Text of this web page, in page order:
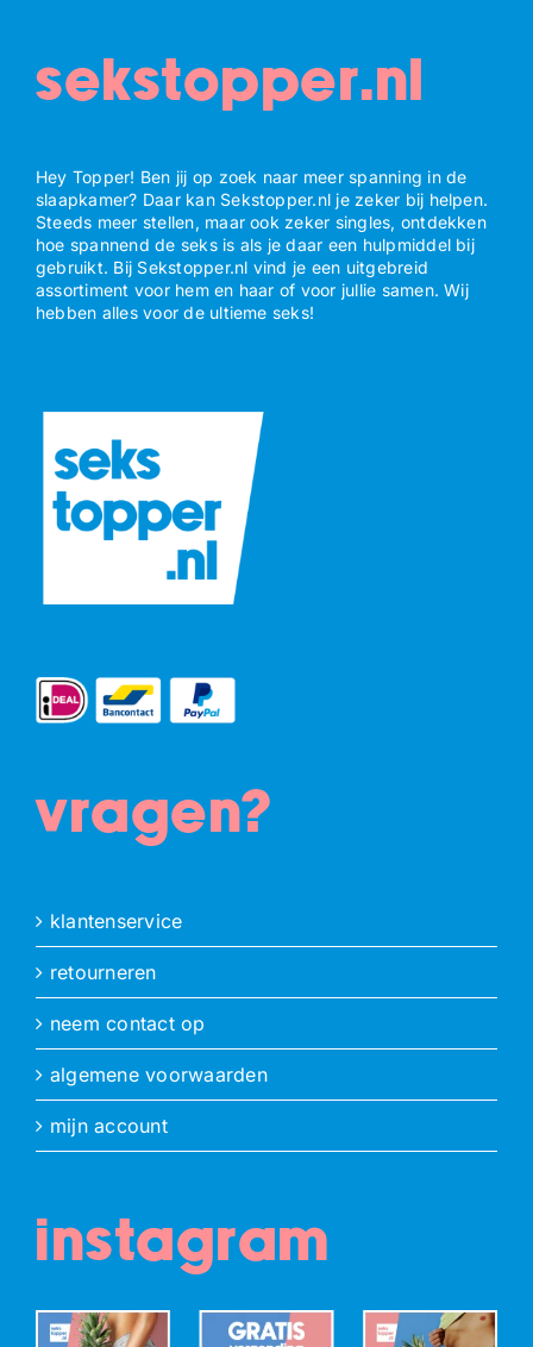
sekstopper.nl
Hey Topper! Ben jij op zoek naar meer spanning in de
slaapkamer? Daar kan Sekstopper.nl je zeker bij helpen.
Steeds meer stellen, maar ook zeker singles, ontdekken
hoe spannend de seks is als je daar een hulpmiddel bij
gebruikt. Bij Sekstopper.nl vind je een uitgebreid
assortiment voor hem en haar of voor jullie samen. Wij
hebben alles voor de ultieme seks!
vragen?
klantenservice
retourneren
neem contact op
algemene voorwaarden
mijn account
instagram